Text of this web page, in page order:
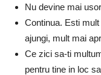
Nu devine mai
Continua. Esti
ajungi, mult mai
Ce zici sa-ti
pentru tine in loc